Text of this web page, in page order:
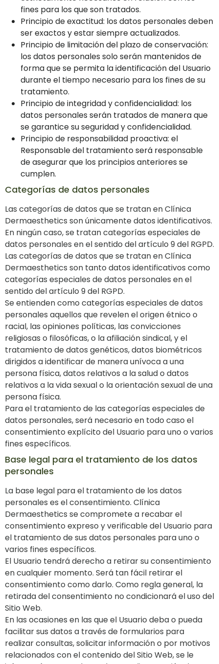
fines para los que son tratados.
Principio de exactitud: los datos personales deben
ser exactos y estar siempre actualizados.
Principio de limitación del plazo de conservación:
los datos personales solo serán mantenidos de
forma que se permita la identificación del Usuario
durante el tiempo necesario para los fines de su
tratamiento.
Principio de integridad y confidencialidad: los
datos personales serán tratados de manera que
se garantice su seguridad y confidencialidad.
Principio de responsabilidad proactiva: el
Responsable del tratamiento será responsable
de asegurar que los principios anteriores se
cumplen.
Categorías de datos personales
Las categorías de datos que se tratan en Clínica
Dermaesthetics son únicamente datos identificativos.
En ningún caso, se tratan categorías especiales de
datos personales en el sentido del artículo 9 del RGPD.
Las categorías de datos que se tratan en Clínica
Dermaesthetics son tanto datos identificativos como
categorías especiales de datos personales en el
sentido del artículo 9 del RGPD.
Se entienden como categorías especiales de datos
personales aquellos que revelen el origen étnico o
racial, las opiniones políticas, las convicciones
religiosas o filosóficas, o la afiliación sindical, y el
tratamiento de datos genéticos, datos biométricos
dirigidos a identificar de manera unívoca a una
persona física, datos relativos a la salud o datos
relativos a la vida sexual o la orientación sexual de una
persona física.
Para el tratamiento de las categorías especiales de
datos personales, será necesario en todo caso el
consentimiento explícito del Usuario para uno o varios
fines específicos.
Base legal para el tratamiento de los datos
personales
La base legal para el tratamiento de los datos
personales es el consentimiento. Clínica
Dermaesthetics se compromete a recabar el
consentimiento expreso y verificable del Usuario para
el tratamiento de sus datos personales para uno o
varios fines específicos.
El Usuario tendrá derecho a retirar su consentimiento
en cualquier momento. Será tan fácil retirar el
consentimiento como darlo. Como regla general, la
retirada del consentimiento no condicionará el uso del
Sitio Web.
En las ocasiones en las que el Usuario deba o pueda
facilitar sus datos a través de formularios para
realizar consultas, solicitar información o por motivos
relacionados con el contenido del Sitio Web, se le